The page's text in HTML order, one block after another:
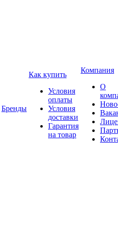
Бренды
Как купить
Условия
оплаты
Условия
доставки
Гарантия
на товар
Компания
О